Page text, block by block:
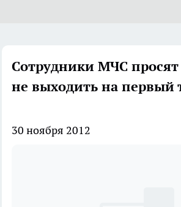
Сотрудники МЧС
не выходить на первый
30 ноября 2012